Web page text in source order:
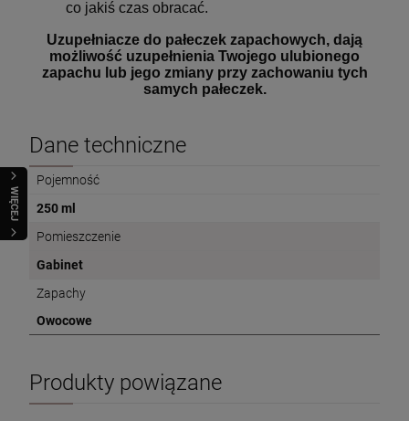
WIĘCEJ
co jakiś czas obracać.
Uzupełniacze do pałeczek zapachowych, dają
możliwość uzupełnienia Twojego ulubionego
zapachu lub jego zmiany przy zachowaniu tych
samych pałeczek.
Dane techniczne
Pojemność
250 ml
Pomieszczenie
Gabinet
Zapachy
Owocowe
Produkty powiązane